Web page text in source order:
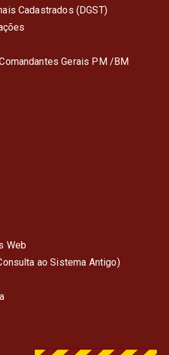
Cadastrados (DGST)
Gerais PM /BM
Web
ao Sistema Antigo)